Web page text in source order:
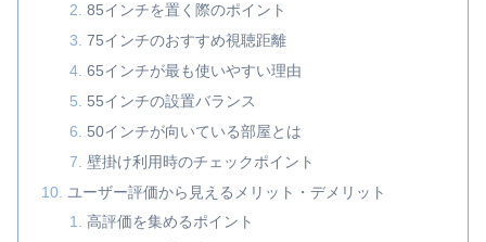
85インチを置く際のポイント
75インチのおすすめ視聴距離
65インチが最も使いやすい理由
55インチの設置バランス
50インチが向いている部屋とは
壁掛け利用時のチェックポイント
ユーザー評価から見えるメリット・デメリット
高評価を集めるポイント